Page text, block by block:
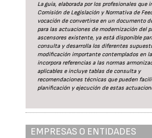
La guía, elaborada por los profesionales que
Comisión de Legislación y Normativa de
vocación de convertirse en un documento
para las actuaciones de modernización del
ascensores existente, ya está disponible
consulta y desarrolla los diferentes
modificación importante contemplados en la
incorpora referencias a las normas
aplicables e incluye tablas de consulta y
recomendaciones técnicas que pueden
planificación y ejecución de estas
EMPRESAS O ENTIDADES